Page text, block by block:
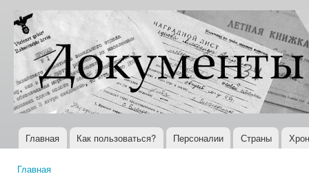
Документы
XX века
Всемирная
история в
Интернете
Главное меню
Главная Как пользоваться? Персоналии Страны
Главная